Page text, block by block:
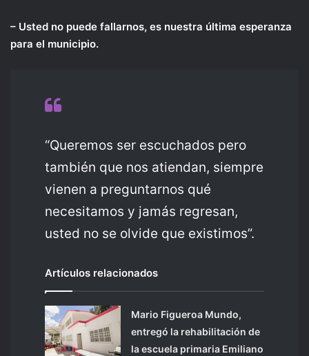
– Usted no puede fallarnos, es nuestra última esperanza
para el municipio.
“Queremos ser escuchados pero
también que nos atiendan, siempre
vienen a preguntarnos qué
necesitamos y jamás regresan,
usted no se olvide que existimos”.
Artículos relacionados
Mario Figueroa Mundo,
entregó la rehabilitación de
la escuela primaria Emiliano